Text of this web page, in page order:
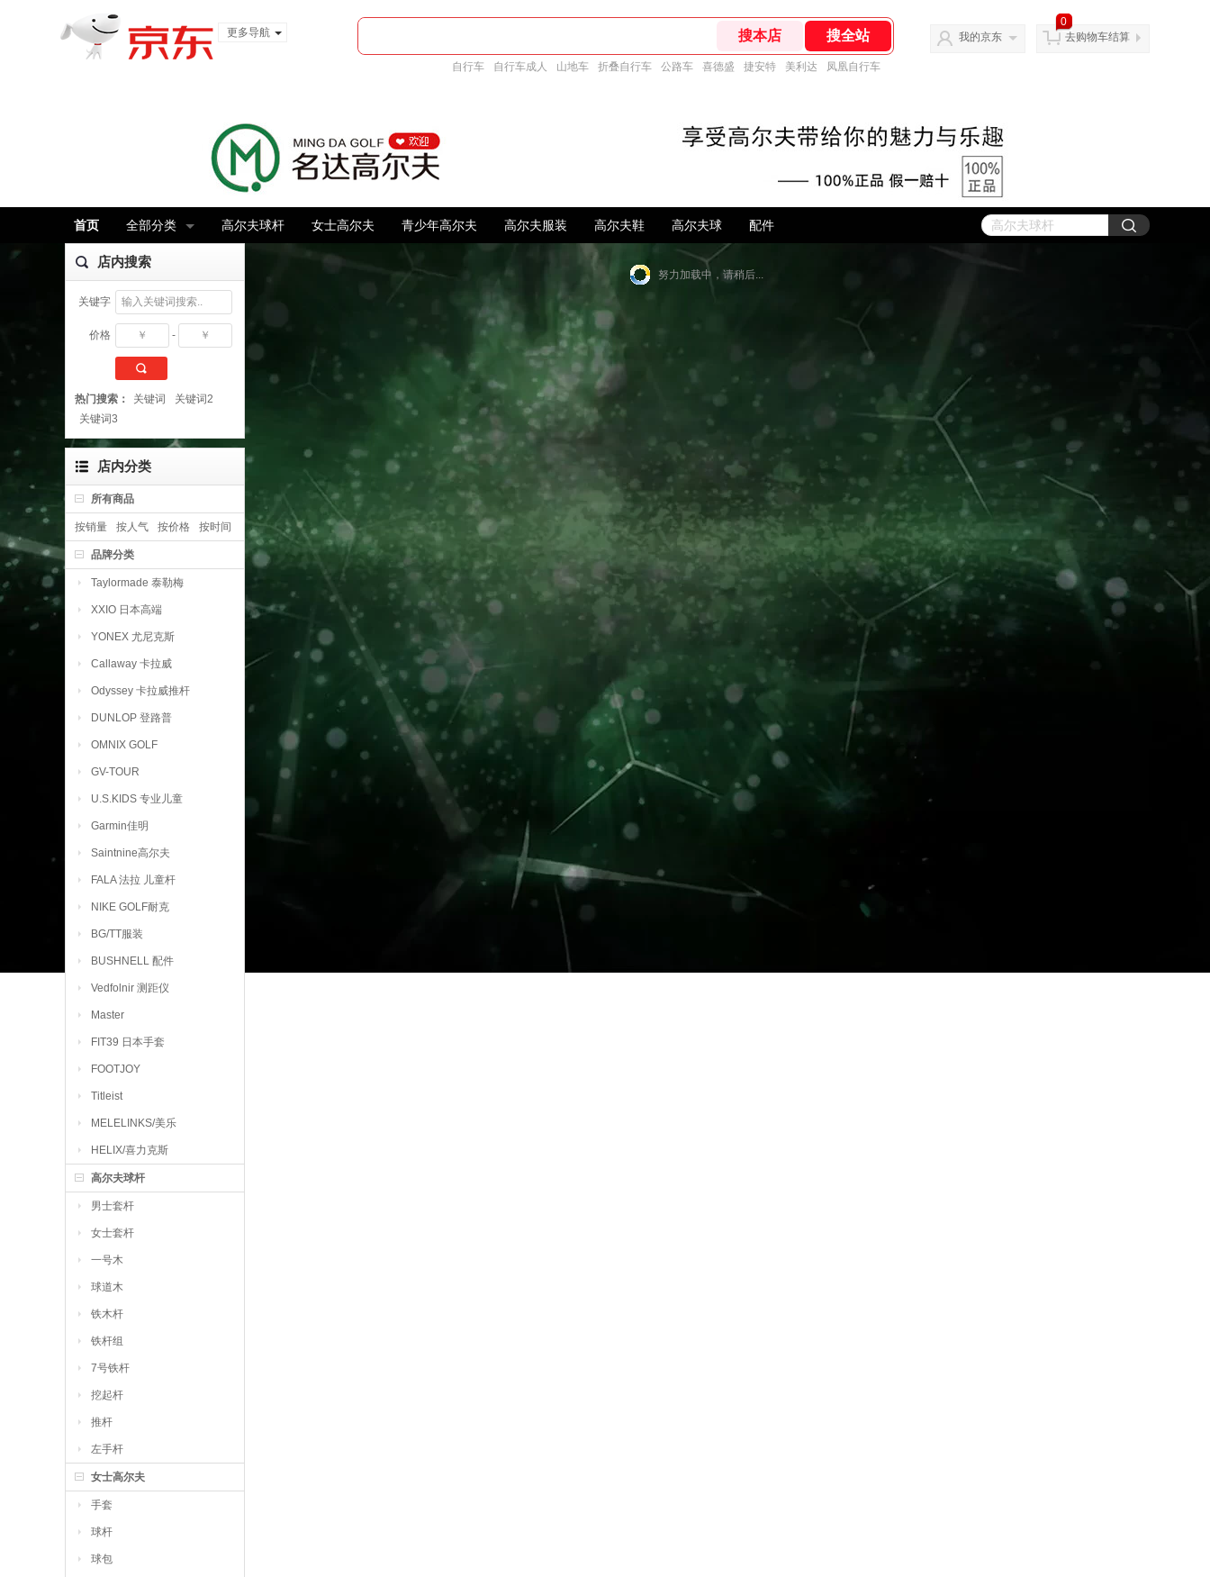
更多导航
自行车 自行车成人 山地车 折叠自行车 公路车 喜德盛 捷安特 美利达 凤凰自行车
我的京东
0
去购物车结算
首页 全部分类 高尔夫球杆 女士高尔夫 青少年高尔夫 高尔夫服装 高尔夫鞋 高尔夫球 配件
店内搜索
关键字
价格 -
热门搜索： 关键词
关键词2
关键词3
店内分类
所有商品
按销量 按人气 按价格 按时间
品牌分类
Taylormade 泰勒梅
XXIO 日本高端
YONEX 尤尼克斯
Callaway 卡拉威
Odyssey 卡拉威推杆
DUNLOP 登路普
OMNIX GOLF
GV-TOUR
U.S.KIDS 专业儿童
Garmin佳明
Saintnine高尔夫
FALA 法拉 儿童杆
NIKE GOLF耐克
BG/TT服装
BUSHNELL 配件
Vedfolnir 测距仪
Master
FIT39 日本手套
FOOTJOY
Titleist
MELELINKS/美乐
HELIX/喜力克斯
高尔夫球杆
男士套杆
女士套杆
一号木
球道木
铁木杆
铁杆组
7号铁杆
挖起杆
推杆
左手杆
女士高尔夫
手套
球杆
球包
努力加载中，请稍后...